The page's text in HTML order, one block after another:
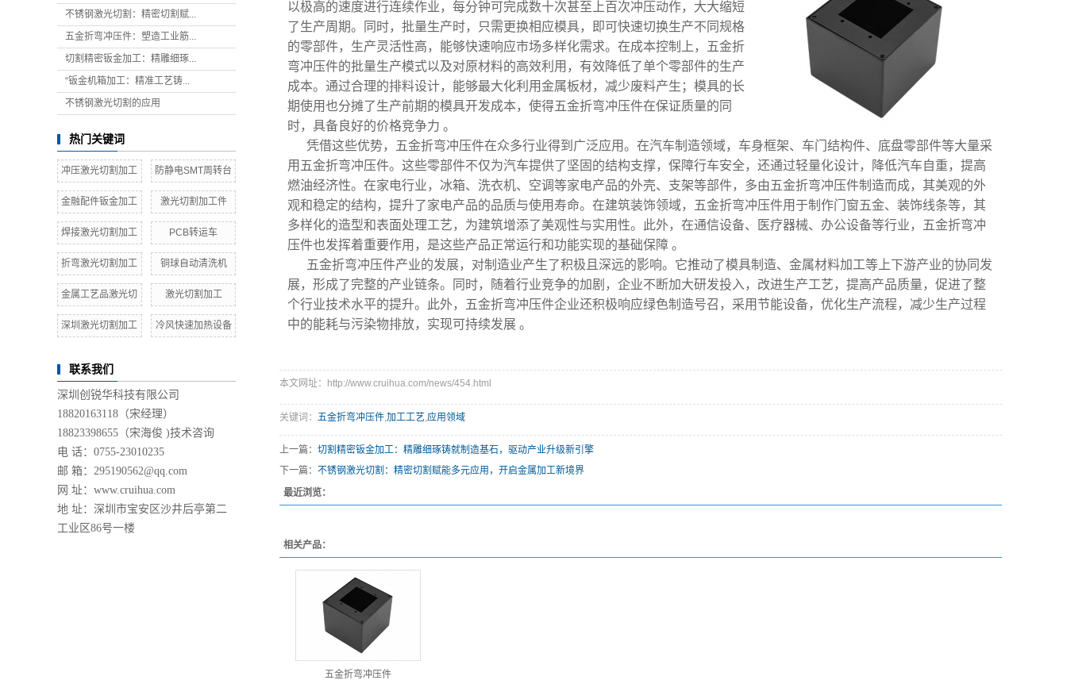
不锈钢激光切割：精密切割赋...
五金折弯冲压件：塑造工业筋...
切割精密钣金加工：精雕细琢...
“钣金机箱加工：精准工艺铸...
不锈钢激光切割的应用
热门关键词
冲压激光切割加工 防静电SMT周转台
金融配件钣金加工 激光切割加工件
焊接激光切割加工 PCB转运车
折弯激光切割加工 铜球自动清洗机
金属工艺品激光切 激光切割加工
深圳激光切割加工 冷风快速加热设备
联系我们
深圳创锐华科技有限公司
18820163118（宋经理）
18823398655（宋海俊 )技术咨询
电 话：0755-23010235
邮 箱：295190562@qq.com
网 址： www.cruihua.com
地 址：深圳市宝安区沙井后亭第二
工业区86号一楼
以极高的速度进行连续作业，每分钟可完成数十次甚至上百次冲压动作，大大缩短
了生产周期。同时，批量生产时，只需更换相应模具，即可快速切换生产不同规格
的零部件，生产灵活性高，能够快速响应市场多样化需求。在成本控制上，五金折
弯冲压件的批量生产模式以及对原材料的高效利用，有效降低了单个零部件的生产
成本。通过合理的排料设计，能够最大化利用金属板材，减少废料产生；模具的长
期使用也分摊了生产前期的模具开发成本，使得五金折弯冲压件在保证质量的同
时，具备良好的价格竞争力 。
凭借这些优势，五金折弯冲压件在众多行业得到广泛应用。在汽车制造领域，车身框架、车门结构件、底盘零部件等大量采
用五金折弯冲压件。这些零部件不仅为汽车提供了坚固的结构支撑，保障行车安全，还通过轻量化设计，降低汽车自重，提高
燃油经济性。在家电行业，冰箱、洗衣机、空调等家电产品的外壳、支架等部件，多由五金折弯冲压件制造而成，其美观的外
观和稳定的结构，提升了家电产品的品质与使用寿命。在建筑装饰领域，五金折弯冲压件用于制作门窗五金、装饰线条等，其
多样化的造型和表面处理工艺，为建筑增添了美观性与实用性。此外，在通信设备、医疗器械、办公设备等行业，五金折弯冲
压件也发挥着重要作用，是这些产品正常运行和功能实现的基础保障 。
五金折弯冲压件产业的发展，对制造业产生了积极且深远的影响。它推动了模具制造、金属材料加工等上下游产业的协同发
展，形成了完整的产业链条。同时，随着行业竞争的加剧，企业不断加大研发投入，改进生产工艺，提高产品质量，促进了整
个行业技术水平的提升。此外，五金折弯冲压件企业还积极响应绿色制造号召，采用节能设备，优化生产流程，减少生产过程
中的能耗与污染物排放，实现可持续发展 。
本文网址：http://www.cruihua.com/news/454.html
关键词： 五金折弯冲压件,加工工艺,应用领域
上一篇： 切割精密钣金加工：精雕细琢铸就制造基石，驱动产业升级新引擎
下一篇： 不锈钢激光切割：精密切割赋能多元应用，开启金属加工新境界
最近浏览：
相关产品：
五金折弯冲压件